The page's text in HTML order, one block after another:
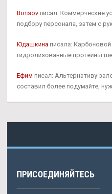
Borisov писал: Коммерческие
подбору персонала, затем с
Юдашкина писала:
гидролизованные протеины
Ефим писал: Альтернативу
составил более подумайте,
ПРИСОЕДИНЯЙТЕСЬ